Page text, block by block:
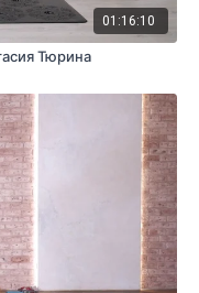
состояния
шавасану)
01:16:10
Тюрина